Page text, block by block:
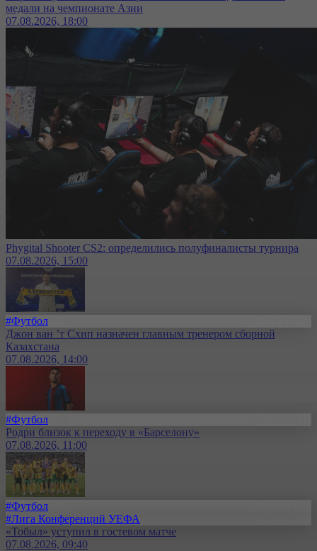
медали на чемпионате Азии
07.08.2026, 18:00
Phygital Shooter CS2: определились полуфиналисты турнира
07.08.2026, 15:00
#Футбол
Джон ван ’т Схип назначен главным тренером сборной
Казахстана
07.08.2026, 14:00
#Футбол
Родри близок к переходу в «Барселону»
07.08.2026, 11:00
#Футбол
#Лига Конференций УЕФА
«Тобыл» уступил в гостевом матче
07.08.2026, 09:40